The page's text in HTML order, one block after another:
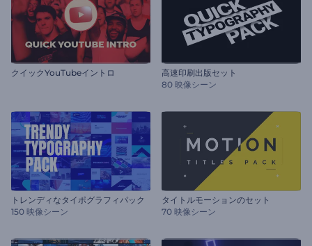
クイックYouTubeイントロ
高速印刷出版セット
80 映像シーン
トレンディなタイポグラフィパック
150 映像シーン
タイトルモーションのセット
70 映像シーン